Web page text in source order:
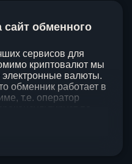
обменного
сервисов для
криптовалют мы
валюты.
обменник работает в
т.е. оператор
проводить обмены